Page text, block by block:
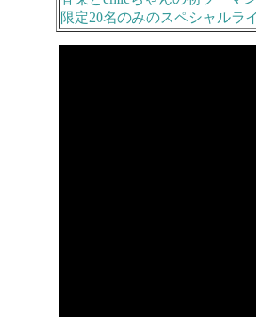
限定20名のみのスペシャルラ